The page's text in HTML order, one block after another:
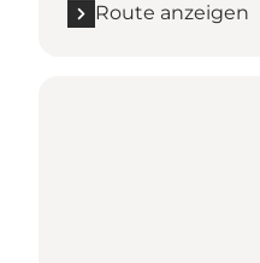
Route anzeigen